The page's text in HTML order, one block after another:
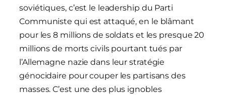
soviétiques, c’est le leadership du Parti
Communiste qui est attaqué, en le blâmant
pour les 8 millions de soldats et les presque 20
millions de morts civils pourtant tués par
l’Allemagne nazie dans leur stratégie
génocidaire pour couper les partisans des
masses. C’est une des plus ignobles